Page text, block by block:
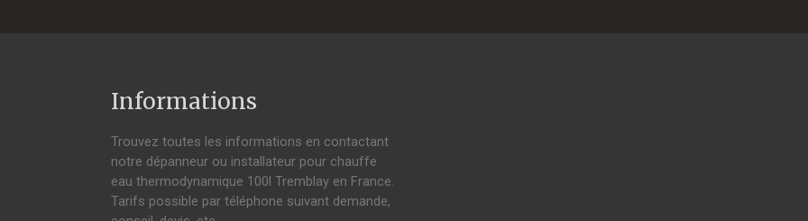
Informations
Trouvez toutes les informations en contactant
notre dépanneur ou installateur pour chauffe
eau thermodynamique 100l Tremblay en France.
Tarifs possible par téléphone suivant demande,